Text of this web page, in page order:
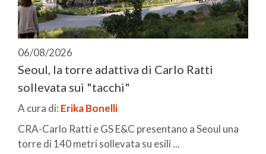
06/08/2026
Seoul, la torre adattiva di Carlo Ratti
sollevata sui "tacchi"
A cura di: Erika Bonelli
CRA-Carlo Ratti e GS E&C presentano a Seoul una
torre di 140 metri sollevata su esili ...